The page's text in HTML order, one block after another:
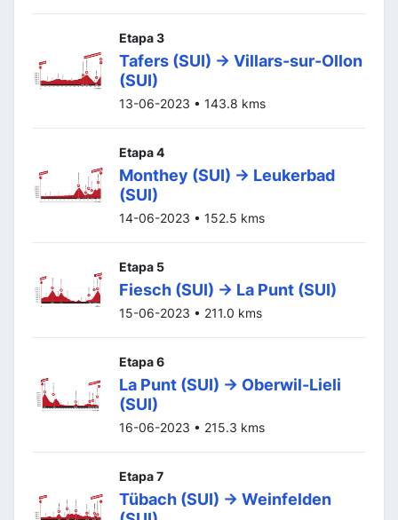
Etapa 3
Tafers (SUI) -> Villars-sur-Ollon
(SUI)
13-06-2023 • 143.8 kms
Etapa 4
Monthey (SUI) -> Leukerbad
(SUI)
14-06-2023 • 152.5 kms
Etapa 5
Fiesch (SUI) -> La Punt (SUI)
15-06-2023 • 211.0 kms
Etapa 6
La Punt (SUI) -> Oberwil-Lieli
(SUI)
16-06-2023 • 215.3 kms
Etapa 7
Tübach (SUI) -> Weinfelden